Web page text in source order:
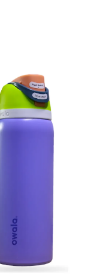
lista de
deseos